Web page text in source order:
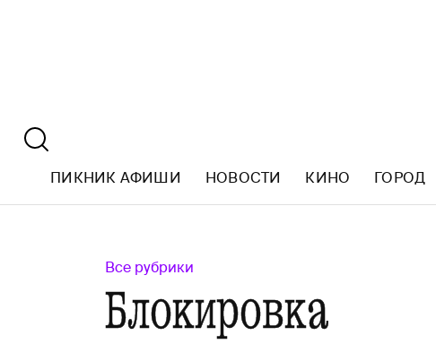
ПИКНИК АФИШИ НОВОСТИ КИНО ГОРОД
Все рубрики
Блокировка